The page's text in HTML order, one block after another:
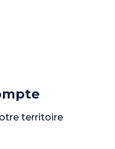
territoire